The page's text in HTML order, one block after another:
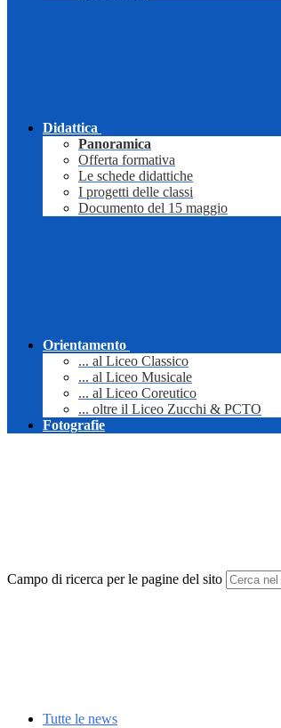
Didattica
Panoramica
Offerta formativa
Le schede didattiche
I progetti delle classi
Documento del 15 maggio
Orientamento
... al Liceo Classico
... al Liceo Musicale
... al Liceo Coreutico
... oltre il Liceo Zucchi & PCTO
Fotografie
Campo di ricerca per le pagine del sito
Tutte le news